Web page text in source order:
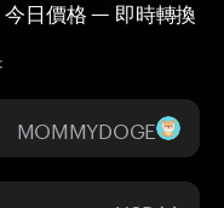
日價格 — 即時轉換
MOMMYDOGE